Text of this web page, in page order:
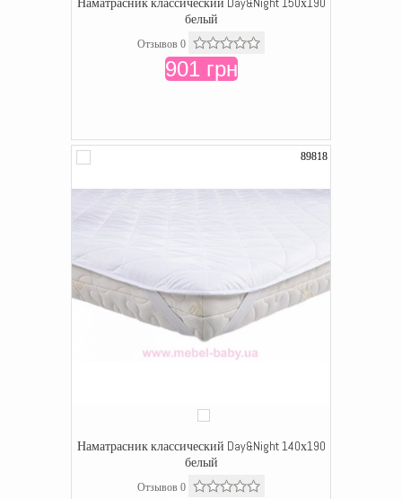
белый
Отзывов 0
901 грн
89818
Наматрасник классический Day&Night 140х190
белый
Отзывов 0